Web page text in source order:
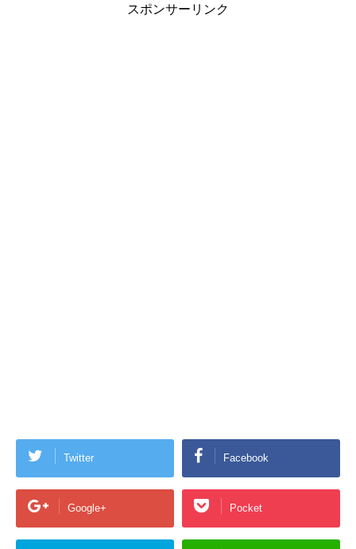
スポンサーリンク
Twitter Facebook
Google+ Pocket